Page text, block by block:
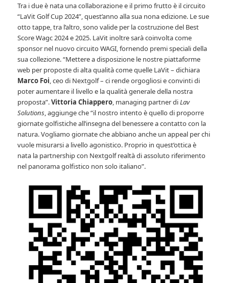
Tra i due è nata una collaborazione e il primo frutto è il circuito
“LaVit Golf Cup 2024”, quest’anno alla sua nona edizione. Le sue
otto tappe, tra l’altro, sono valide per la costruzione del Best
Score Wagc 2024 e 2025. LaVit inoltre sarà coinvolta come
sponsor nel nuovo circuito WAGI, fornendo premi speciali della
sua collezione. “Mettere a disposizione le nostre piattaforme
web per proposte di alta qualità come quelle LaVit – dichiara
Marco Foi, ceo di Nextgolf – ci rende orgogliosi e convinti di
poter aumentare il livello e la qualità generale della nostra
proposta”.Vittoria Chiappero, managing partner diLav
Solutions, aggiunge che “il nostro intento è quello di proporre
giornate golfistiche all’insegna del benessere a contatto con la
natura. Vogliamo giornate che abbiano anche un appeal per chi
vuole misurarsi a livello agonistico. Proprio in quest’ottica è
nata la partnership con Nextgolf realtà di assoluto riferimento
nel panorama golfistico non solo italiano”.